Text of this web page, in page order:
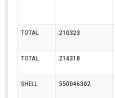
TOTAL 210323
TOTAL
214318
SHELL
550046302